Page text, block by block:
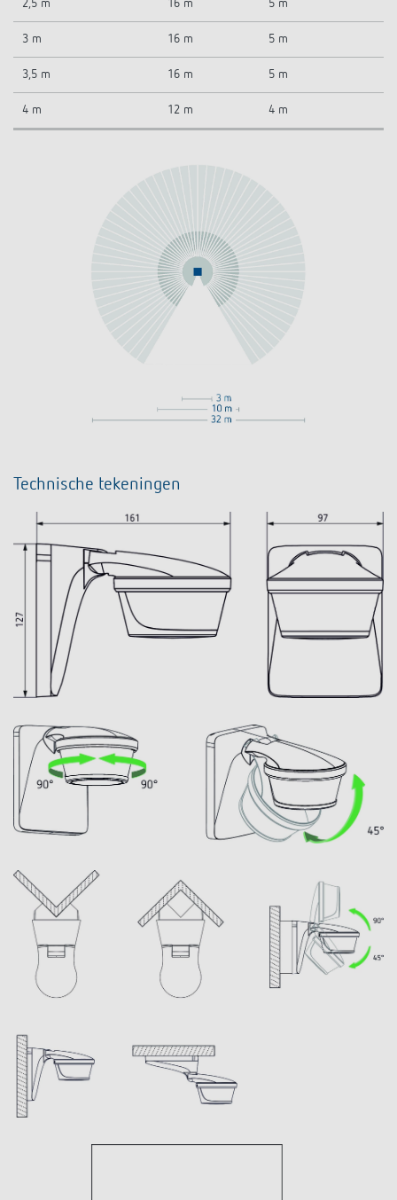
2,5 m 16 m 5 m
3 m 16 m 5 m
3,5 m 16 m 5 m
4 m 12 m 4 m
Technische tekeningen